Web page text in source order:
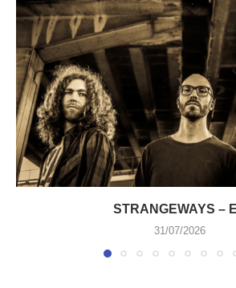
STRANGEWAYS –
31/07/2026